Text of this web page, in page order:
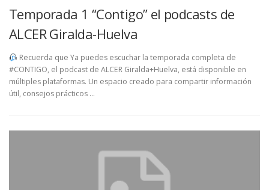
Temporada 1 “Contigo” el podcasts de
ALCER Giralda-Huelva
Recuerda que Ya puedes escuchar la temporada completa de
#CONTIGO, el podcast de ALCER Giralda+Huelva, está disponible en
múltiples plataformas. Un espacio creado para compartir información
útil, consejos prácticos …